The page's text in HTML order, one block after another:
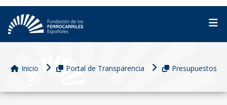
Inicio Portal de Transparencia Presupuestos